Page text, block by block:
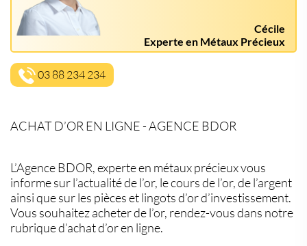
Cécile
Experte en Métaux Précieux
03 88 234 234
ACHAT D’OR EN LIGNE - AGENCE BDOR
L’Agence BDOR, experte en métaux précieux vous
informe sur l’actualité de l’or, le cours de l’or, de l’argent
ainsi que sur les pièces et lingots d’or d’investissement.
Vous souhaitez acheter de l’or, rendez-vous dans notre
rubrique d’achat d’or en ligne.